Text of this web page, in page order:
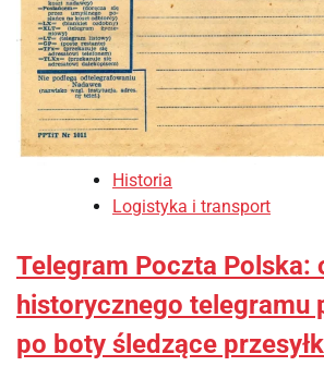
Historia
Logistyka i transport
Telegram Poczta Polska:
historycznego telegramu
po boty śledzące